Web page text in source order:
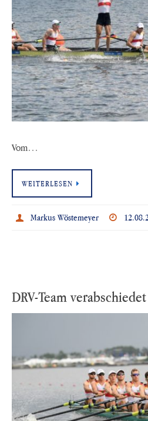
Vom…
WEITERLESEN
Markus Wöstemeyer
DRV-Team